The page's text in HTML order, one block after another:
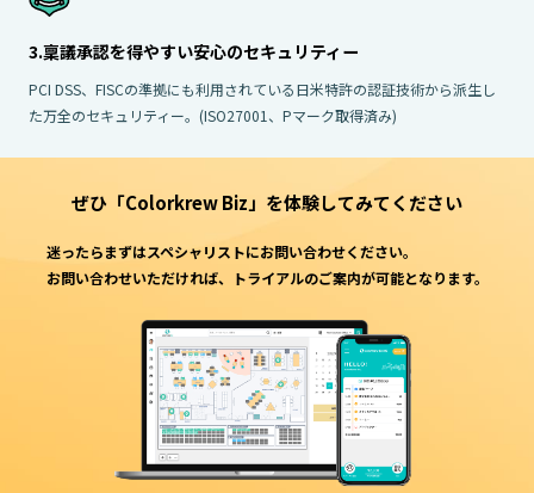
3.稟議承認を得やすい安心のセキュリティー
PCI DSS、FISCの準拠にも利用されている日米特許の認証技術から派生し
た万全のセキュリティー。(ISO27001、Pマーク取得済み)
ぜひ「Colorkrew Biz」を体験してみてください
迷ったらまずはスペシャリストにお問い合わせください。
お問い合わせいただければ、トライアルのご案内が可能となります。